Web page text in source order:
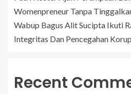
Womenpreneur Tanpa
Wabup Bagus Alit Sucipta Ikuti
Integritas Dan Pencegahan
Recent